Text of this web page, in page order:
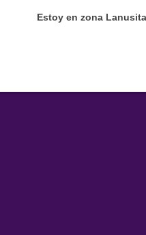
Estoy en zona Lanusita